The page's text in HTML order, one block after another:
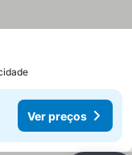
Ver preços